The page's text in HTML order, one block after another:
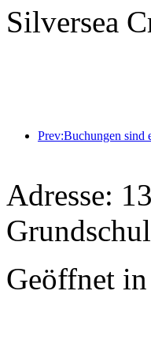
Silversea
Adresse:
Geöffnet